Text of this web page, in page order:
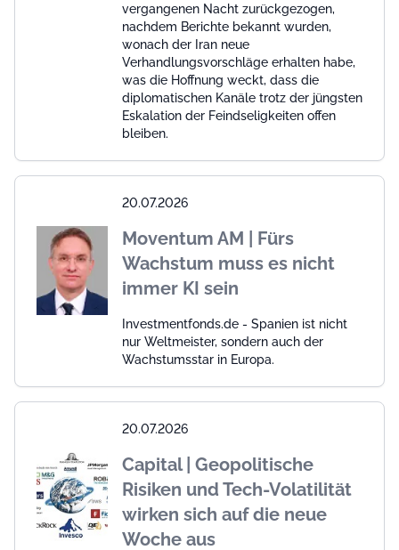
vergangenen Nacht zurückgezogen,
nachdem Berichte bekannt wurden,
wonach der Iran neue
Verhandlungsvorschläge erhalten habe,
was die Hoffnung weckt, dass die
diplomatischen Kanäle trotz der jüngsten
Eskalation der Feindseligkeiten offen
bleiben.
20.07.2026
Moventum AM | Fürs
Wachstum muss es nicht
immer KI sein
Investmentfonds.de - Spanien ist nicht
nur Weltmeister, sondern auch der
Wachstumsstar in Europa.
20.07.2026
Capital | Geopolitische
Risiken und Tech-Volatilität
wirken sich auf die neue
Woche aus